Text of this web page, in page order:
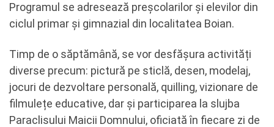
Programul se adresează preșcolarilor și elevilor din
ciclul primar și gimnazial din localitatea Boian.
Timp de o săptămână, se vor desfășura activități
diverse precum: pictură pe sticlă, desen, modelaj,
jocuri de dezvoltare personală, quilling, vizionare de
filmulețe educative, dar și participarea la slujba
Paraclisului Maicii Domnului, oficiată în fiecare zi de